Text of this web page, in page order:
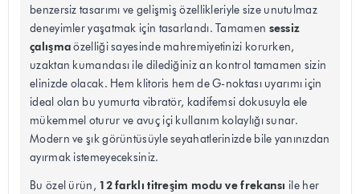
benzersiz tasarımı ve gelişmiş özellikleriyle size unutulmaz
deneyimler yaşatmak için tasarlandı. Tamamen sessiz
çalışmaözelliği sayesinde mahremiyetinizi korurken,
uzaktan kumandası ile dilediğiniz an kontrol tamamen sizin
elinizde olacak. Hem klitoris hem de G-noktası uyarımı için
ideal olan bu yumurta vibratör, kadifemsi dokusuyla ele
mükemmel oturur ve avuç içi kullanım kolaylığı sunar.
Modern ve şık görüntüsüyle seyahatlerinizde bile yanınızdan
ayırmak istemeyeceksiniz.
Bu özel ürün, 12 farklı titreşim modu ve frekansı ile her